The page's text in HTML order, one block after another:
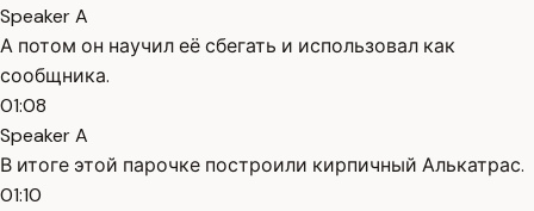
Speaker A
А потом он научил её сбегать и использовал как
сообщника.
01:08
Speaker A
В итоге этой парочке построили кирпичный Алькатрас.
01:10